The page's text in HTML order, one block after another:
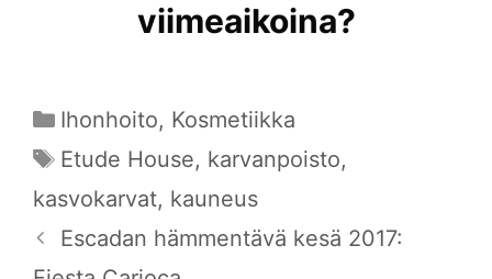
viimeaikoina?
Kategoriat
Ihonhoito, Kosmetiikka
Avainsanat
Etude House, karvanpoisto,
kasvokarvat, kauneus
Escadan hämmentävä kesä 2017: